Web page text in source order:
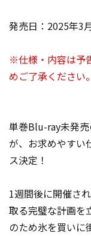
発売日：2025年3
※仕様・内容は予
めご了承ください。
単巻Blu-ray未発
が、お求めやすい
ス決定！
1週間後に開催さ
取る完璧な計画を
のため氷を買いに